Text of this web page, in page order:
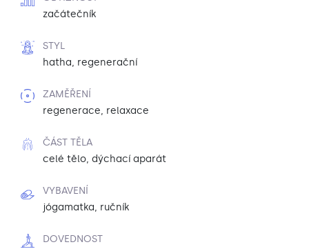
začátečník
STYL
hatha, regenerační
ZAMĚŘENÍ
regenerace, relaxace
ČÁST TĚLA
celé tělo, dýchací aparát
VYBAVENÍ
jógamatka, ručník
DOVEDNOST